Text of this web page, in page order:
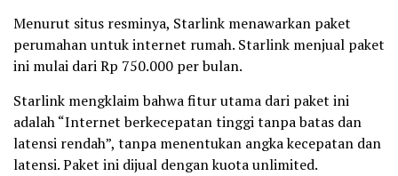
Menurut situs resminya, Starlink menawarkan paket
perumahan untuk internet rumah. Starlink menjual paket
ini mulai dari Rp 750.000 per bulan.
Starlink mengklaim bahwa fitur utama dari paket ini
adalah “Internet berkecepatan tinggi tanpa batas dan
latensi rendah”, tanpa menentukan angka kecepatan dan
latensi. Paket ini dijual dengan kuota unlimited.